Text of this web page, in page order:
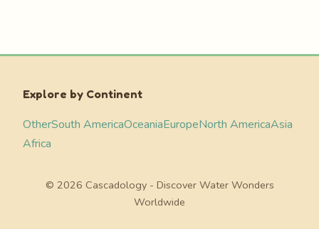
Explore by Continent
OtherSouth AmericaOceaniaEuropeNorth AmericaAsia
Africa
© 2026 Cascadology - Discover Water Wonders
Worldwide